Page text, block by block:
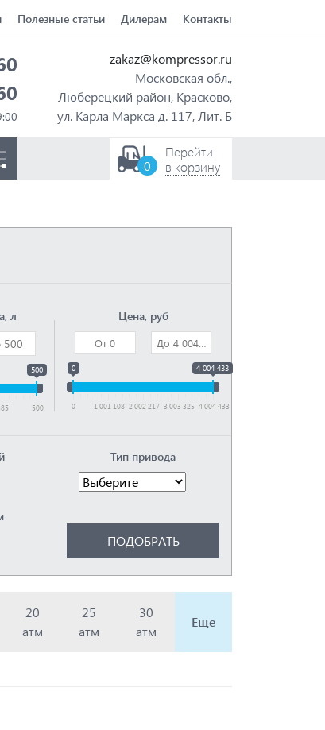
Полезные статьи Дилерам Контакты
zakaz@kompressor.ru
Московская обл.,
Люберецкий район, Красково,
ул. Карла Маркса д. 117, Лит. Б
Перейти
в корзину
0
л
500
500
Цена, руб
0 4 004 433
0 1 001 108 2 002 217 3 003 325 4 004 433
Тип привода
20
атм
25
атм
30
атм
Еще